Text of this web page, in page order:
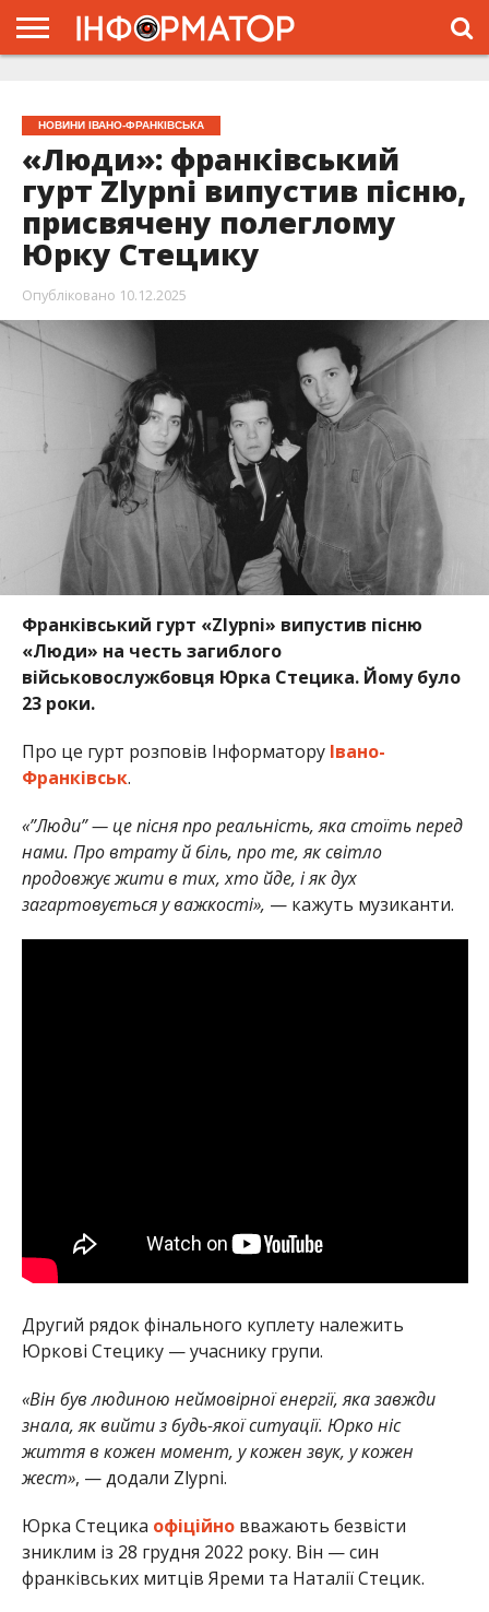
НОВИНИ ІВАНО-ФРАНКІВСЬКА
«Люди»: франківський
гурт Zlypni випустив пісню,
присвячену полеглому
Юрку Стецику
Опубліковано 10.12.2025
Франківський гурт «Zlypni» випустив пісню
«Люди» на честь загиблого
військовослужбовця Юрка Стецика. Йому було
23 роки.
Про це гурт розповів Інформатору Івано-
Франківськ.
«”Люди” — це пісня про реальність, яка стоїть перед
нами. Про втрату й біль, про те, як світло
продовжує жити в тих, хто йде, і як дух
загартовується у важкості», — кажуть музиканти.
Другий рядок фінального куплету належить
Юркові Стецику — учаснику групи.
«Він був людиною неймовірної енергії, яка завжди
знала, як вийти з будь-якої ситуації. Юрко ніс
життя в кожен момент, у кожен звук, у кожен
жест», — додали Zlypni.
Юрка Стецика офіційновважають безвісти
зниклим із 28 грудня 2022 року. Він — син
франківських митців Яреми та Наталії Стецик.